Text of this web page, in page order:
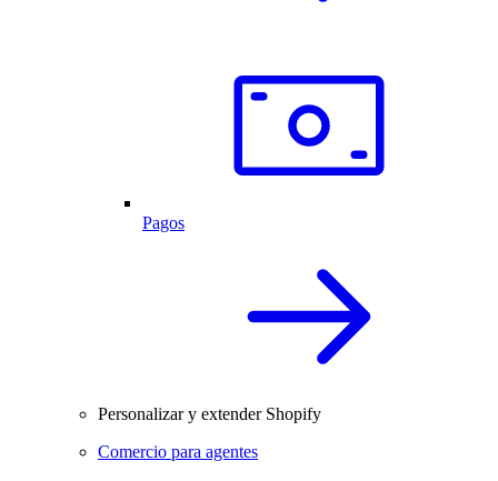
Pagos
Personalizar y extender Shopify
Comercio para agentes